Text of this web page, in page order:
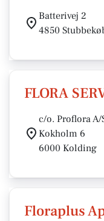
Batterivej 2
4850
FLORA
c/o. Proflora A/
Kokholm 6
6000 Kolding
Floraplus